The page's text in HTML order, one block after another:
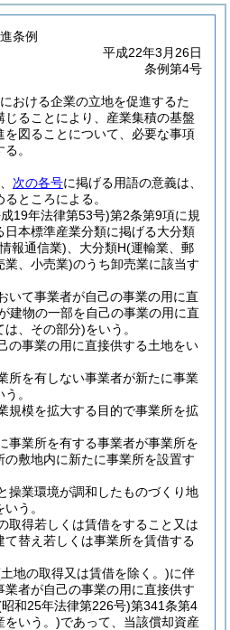
条例
平成22年3月26日
条例第4号
おける企業の立地を促進するた
ることにより、産業集積の基盤
図ることについて、必要な事項
。
次の各号に掲げる用語の意義は、
るところによる。
19年法律第53号)第2条第9項に規
日本標準産業分類に掲げる大分類
報通信業) 、大分類H(運輸業、郵
業、小売業)のうち卸売業に該当す
て事業者が自己の事業の用に直
建物の一部を自己の事業の用に直
は、その部分)をいう。
事業の用に直接供する土地をい
を有しない事業者が新たに事業
。
模を拡大する目的で事業所を拡
業所を有する事業者が事業所を
敷地内に新たに事業所を設置す
業環境が調和したものづくり地
う。
得若しくは賃借をすること又は
て替え若しくは事業所を賃借する
地の取得又は賃借を除く。)に伴
業者が自己の事業の用に直接供す
和25年法律第226号)第341条第4
をいう。)であって、当該償却資産